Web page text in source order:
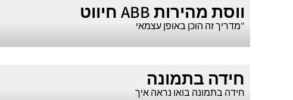
ווסת מהירות ABB חיווט
"מדריך זה הוכן באופן עצמאי
חידה בתמונה
חידה בתמונה בואו נראה איך